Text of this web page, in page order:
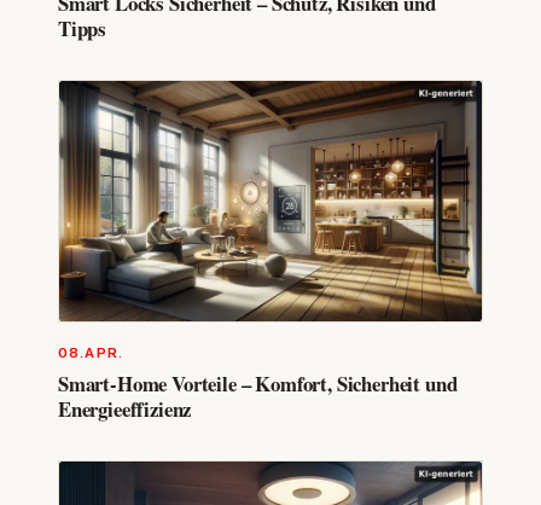
Tipps
08.APR.
Smart-Home Vorteile – Komfort, Sicherheit und
Energieeffizienz